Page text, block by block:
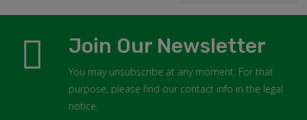
Join Our Newsletter
You may unsubscribe at any moment. For that
purpose, please find our contact info in the legal
notice.